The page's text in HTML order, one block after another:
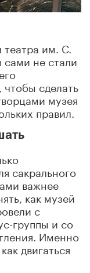
театра им. С.
не стали
чтобы сделать
музея
правил.
сакрального
важнее
как музей
с
группы и со
Именно
двигаться